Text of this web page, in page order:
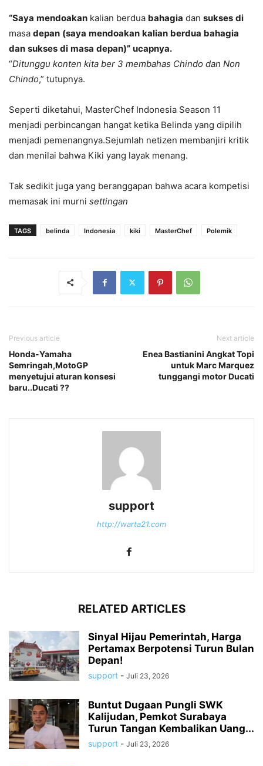
“Saya mendoakan kalian berdua bahagia dan sukses di
masa depan (saya mendoakan kalian berdua bahagia
dan sukses di masa depan)” ucapnya.
“Ditunggu konten kita ber 3 membahas Chindo dan Non
Chindo,” tutupnya.
Seperti diketahui, MasterChef Indonesia Season 11
menjadi perbincangan hangat ketika Belinda yang dipilih
menjadi pemenangnya.Sejumlah netizen membanjiri kritik
dan menilai bahwa Kiki yang layak menang.
Tak sedikit juga yang beranggapan bahwa acara kompetisi
memasak ini murni settingan
TAGS belinda Indonesia kiki MasterChef Polemik
Previous article
Honda-Yamaha
Semringah,MotoGP
menyetujui aturan konsesi
baru..Ducati ??
Next article
Enea Bastianini Angkat Topi
untuk Marc Marquez
tunggangi motor Ducati
support
http://warta21.com
RELATED ARTICLES
Sinyal Hijau Pemerintah, Harga
Pertamax Berpotensi Turun Bulan
Depan!
support - Juli 23, 2026
Buntut Dugaan Pungli SWK
Kalijudan, Pemkot Surabaya
Turun Tangan Kembalikan Uang...
support - Juli 23, 2026